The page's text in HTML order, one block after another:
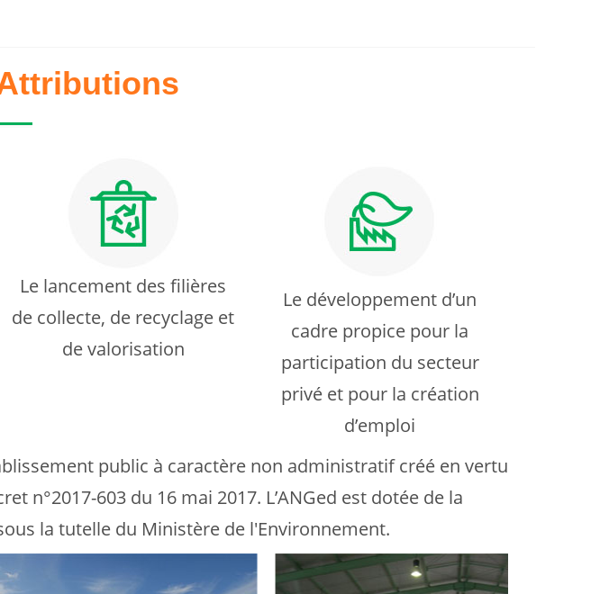
Le lancement des filières
de collecte, de recyclage et
de valorisation
Le développement d’un
cadre propice pour la
participation du secteur
privé et pour la création
d’emploi
public à caractère non administratif créé en vertu
n°2017-603 du 16 mai 2017. L’ANGed est dotée de la
la tutelle du Ministère de l'Environnement.